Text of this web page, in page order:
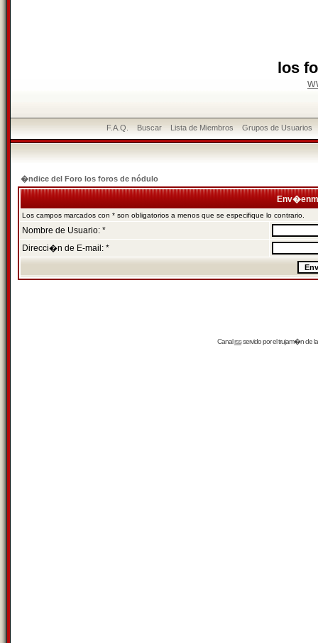
los
F.A.Q. Buscar Lista de Miembros Grupos de Usuarios
�ndice del Foro los foros de nódulo
Los campos marcados con * son obligatorios a menos que se especifique lo contrario.
Nombre de Usuario: *
Direcci�n de E-mail: *
Canalrssservido por eltrujam�nde